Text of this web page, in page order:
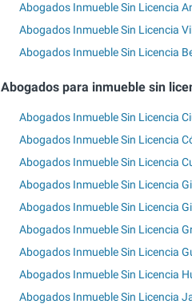
Abogados Inmueble Sin Licencia
Abogados Inmueble Sin Licencia
Abogados Inmueble Sin Licencia
Abogados para inmueble sin
Abogados Inmueble Sin Licencia
Abogados Inmueble Sin Licencia
Abogados Inmueble Sin Licencia
Abogados Inmueble Sin Licencia
Abogados Inmueble Sin Licencia
Abogados Inmueble Sin Licencia
Abogados Inmueble Sin Licencia
Abogados Inmueble Sin Licencia
Abogados Inmueble Sin Licencia